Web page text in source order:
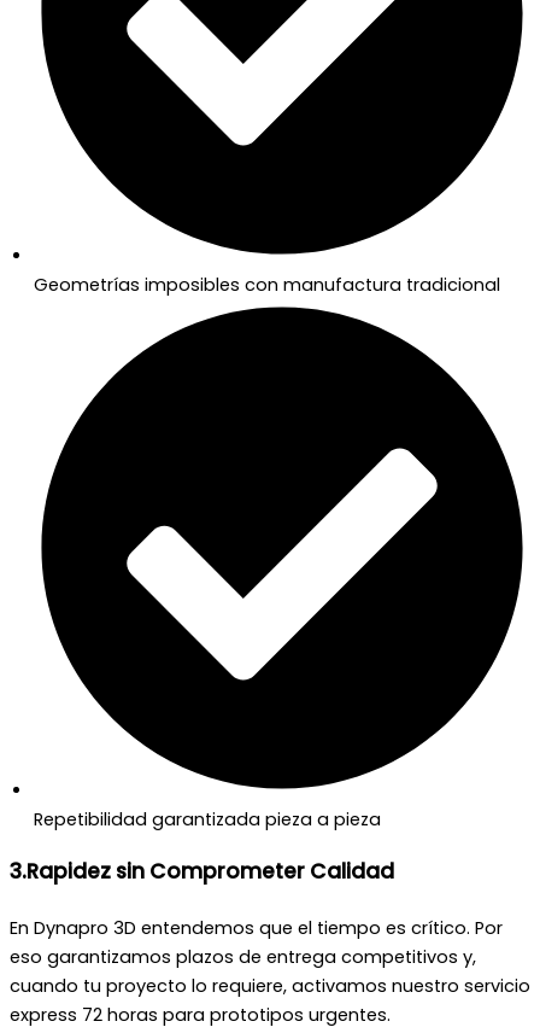
Geometrías imposibles con manufactura tradicional
Repetibilidad garantizada pieza a pieza
3.Rapidez sin Comprometer Calidad
En Dynapro 3D entendemos que el tiempo es crítico. Por
eso garantizamos plazos de entrega competitivos y,
cuando tu proyecto lo requiere, activamos nuestro servicio
express 72 horas para prototipos urgentes.